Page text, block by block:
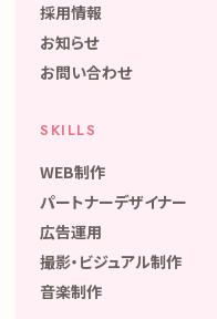
採用情報
お知らせ
お問い合わせ
SKILLS
WEB制作
パートナーデザイナー
広告運用
撮影・ビジュアル制作
音楽制作